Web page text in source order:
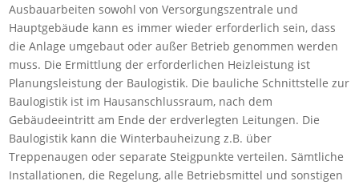
Ausbauarbeiten sowohl von Versorgungszentrale und
Hauptgebäude kann es immer wieder erforderlich sein, dass
die Anlage umgebaut oder außer Betrieb genommen werden
muss. Die Ermittlung der erforderlichen Heizleistung ist
Planungsleistung der Baulogistik. Die bauliche Schnittstelle zur
Baulogistik ist im Hausanschlussraum, nach dem
Gebäudeeintritt am Ende der erdverlegten Leitungen. Die
Baulogistik kann die Winterbauheizung z.B. über
Treppenaugen oder separate Steigpunkte verteilen. Sämtliche
Installationen, die Regelung, alle Betriebsmittel und sonstigen